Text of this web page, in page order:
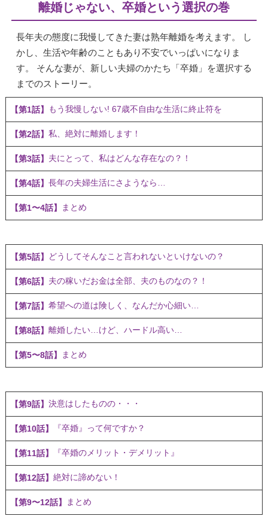
離婚じゃない、卒婚という選択の巻
長年夫の態度に我慢してきた妻は熟年離婚を考えます。 し
かし、生活や年齢のこともあり不安でいっぱいになりま
す。 そんな妻が、新しい夫婦のかたち「卒婚」を選択する
までのストーリー。
【第1話】 もう我慢しない! 67歳不自由な生活に終止符を
【第2話】私、絶対に離婚します！
【第3話】 夫にとって、私はどんな存在なの？！
【第4話】長年の夫婦生活にさようなら…
【第1〜4話】 まとめ
【第5話】 どうしてそんなこと言われないといけないの？
【第6話】 夫の稼いだお金は全部、夫のものなの？！
【第7話】希望への道は険しく、なんだか心細い…
【第8話】離婚したい…けど、ハードル高い…
【第5〜8話】 まとめ
【第9話】決意はしたものの・・・
【第10話】 『卒婚』って何ですか？
【第11話】 『卒婚のメリット・デメリット』
【第12話】絶対に諦めない！
【第9〜12話】 まとめ